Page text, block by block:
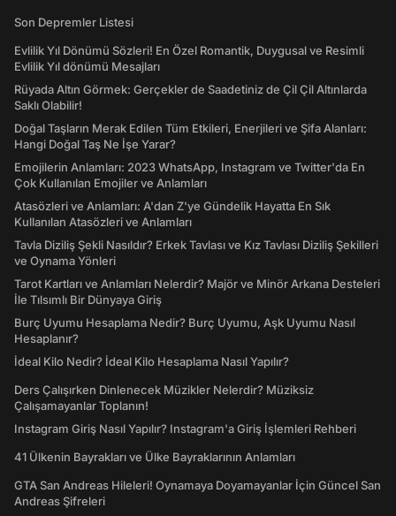
Son Depremler Listesi
Evlilik Yıl Dönümü Sözleri! En Özel Romantik, Duygusal ve Resimli
Evlilik Yıl dönümü Mesajları
Rüyada Altın Görmek: Gerçekler de Saadetiniz de Çil Çil Altınlarda
Saklı Olabilir!
Doğal Taşların Merak Edilen Tüm Etkileri, Enerjileri ve Şifa Alanları:
Hangi Doğal Taş Ne İşe Yarar?
Emojilerin Anlamları: 2023 WhatsApp, Instagram ve Twitter'da En
Çok Kullanılan Emojiler ve Anlamları
Atasözleri ve Anlamları: A'dan Z'ye Gündelik Hayatta En Sık
Kullanılan Atasözleri ve Anlamları
Tavla Diziliş Şekli Nasıldır? Erkek Tavlası ve Kız Tavlası Diziliş Şekilleri
ve Oynama Yönleri
Tarot Kartları ve Anlamları Nelerdir? Majör ve Minör Arkana Desteleri
İle Tılsımlı Bir Dünyaya Giriş
Burç Uyumu Hesaplama Nedir? Burç Uyumu, Aşk Uyumu Nasıl
Hesaplanır?
İdeal Kilo Nedir? İdeal Kilo Hesaplama Nasıl Yapılır?
Ders Çalışırken Dinlenecek Müzikler Nelerdir? Müziksiz
Çalışamayanlar Toplanın!
Instagram Giriş Nasıl Yapılır? Instagram'a Giriş İşlemleri Rehberi
41 Ülkenin Bayrakları ve Ülke Bayraklarının Anlamları
GTA San Andreas Hileleri! Oynamaya Doyamayanlar İçin Güncel San
Andreas Şifreleri